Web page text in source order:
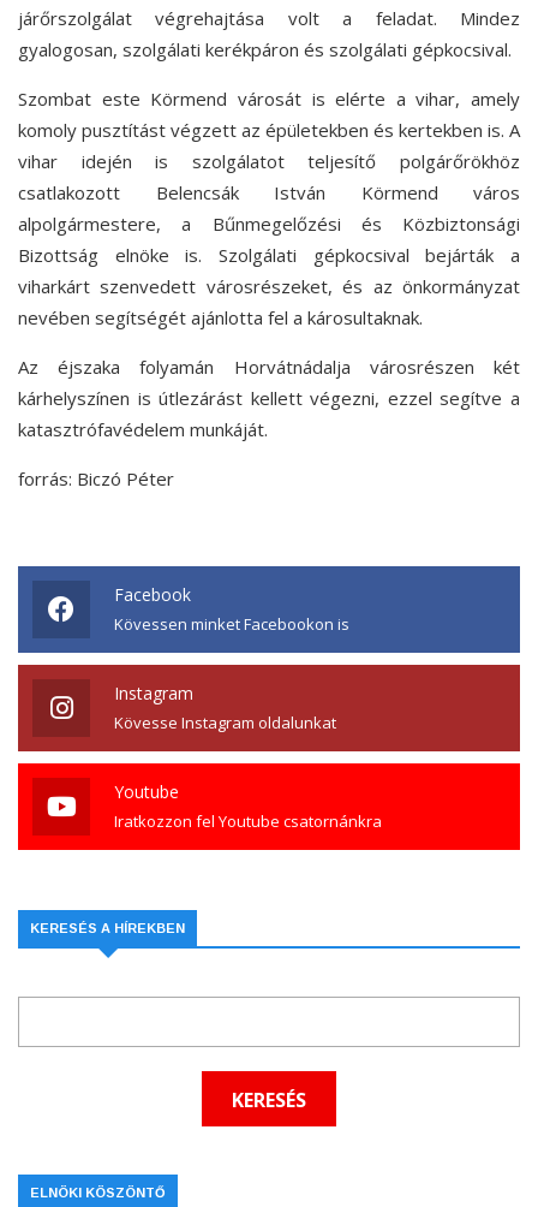
járőrszolgálat végrehajtása volt a feladat. Mindez
gyalogosan, szolgálati kerékpáron és szolgálati gépkocsival.
Szombat este Körmend városát is elérte a vihar, amely
komoly pusztítást végzett az épületekben és kertekben is. A
vihar idején is szolgálatot teljesítő polgárőrökhöz
csatlakozott Belencsák István Körmend város
alpolgármestere, a Bűnmegelőzési és Közbiztonsági
Bizottság elnöke is. Szolgálati gépkocsival bejárták a
viharkárt szenvedett városrészeket, és az önkormányzat
nevében segítségét ajánlotta fel a károsultaknak.
Az éjszaka folyamán Horvátnádalja városrészen két
kárhelyszínen is útlezárást kellett végezni, ezzel segítve a
katasztrófavédelem munkáját.
forrás: Biczó Péter
Facebook
Kövessen minket Facebookon is
Instagram
Kövesse Instagram oldalunkat
Youtube
Iratkozzon fel Youtube csatornánkra
KERESÉS A HÍREKBEN
ELNÖKI KÖSZÖNTŐ